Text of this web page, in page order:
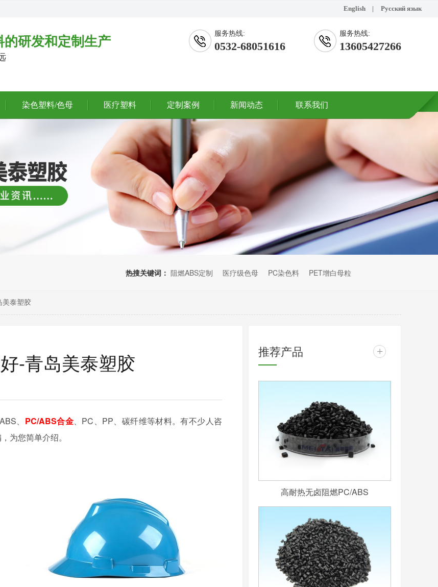
English | Русский язык
研发和定制生产
服务热线:
0532-68051616
服务热线:
13605427266
染色塑料/色母 医疗塑料 定制案例 新闻动态 联系我们
热搜关键词： 阻燃ABS定制 医疗级色母 PC染色料 PET增白母粒
美泰塑胶
-青岛美泰塑胶
ABS、 PC/ABS合金、PC、PP、碳纤维等材料。有不少人咨
为您简单介绍。
推荐产品 +
高耐热无卤阻燃PC/ABS